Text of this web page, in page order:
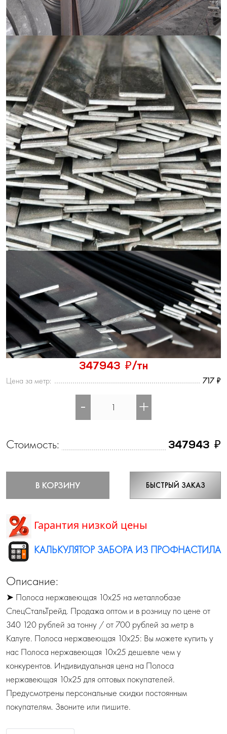
347943 ₽/тн
Цена за метр:
717 ₽
- +
Стоимость: 347943 ₽
В КОРЗИНУ БЫСТРЫЙ ЗАКАЗ
Гарантия низкой цены
КАЛЬКУЛЯТОР ЗАБОРА ИЗ ПРОФНАСТИЛА
Описание:
➤ Полоса нержавеющая 10х25 на металлобазе
СпецСтальТрейд. Продажа оптом и в розницу по цене от
340 120 рублей за тонну / от 700 рублей за метр в
Калуге. Полоса нержавеющая 10х25: Вы можете купить у
нас Полоса нержавеющая 10х25 дешевле чем у
конкурентов. Индивидуальная цена на Полоса
нержавеющая 10х25 для оптовых покупателей.
Предусмотрены персональные скидки постоянным
покупателям. Звоните или пишите.